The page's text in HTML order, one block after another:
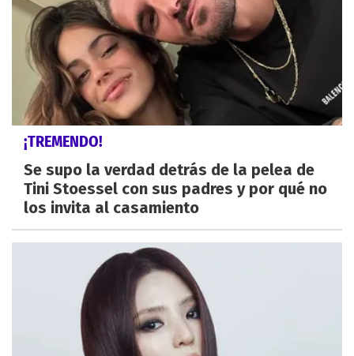
¡TREMENDO!
Se supo la verdad detrás de la pelea de
Tini Stoessel con sus padres y por qué no
los invita al casamiento